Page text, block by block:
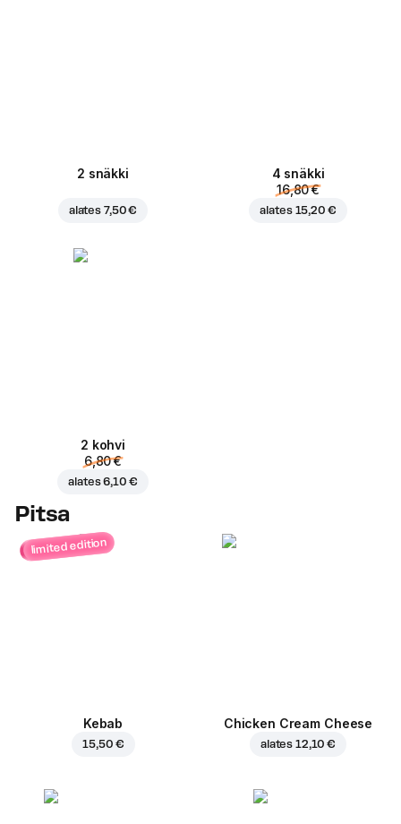
2 snäkki
alates 7,50 €
4 snäkki
16,80 €
alates 15,20 €
2 kohvi
6,80 €
alates6,10 €
Pitsa
limited edition
Kebab
15,50 €
Chicken Cream Cheese
alates 12,10 €